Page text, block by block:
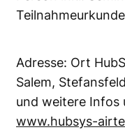
Adresse: Ort
Salem,
und weitere Infos
www.hubsys-